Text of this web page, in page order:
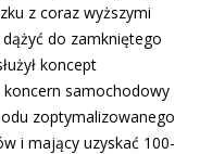
z coraz wyższymi
do zamkniętego
koncept
samochodowy
zoptymalizowanego
i mający uzyskać 100-